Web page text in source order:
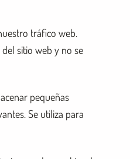
tráfico web.
sitio web y no se
pequeñas
Se utiliza para